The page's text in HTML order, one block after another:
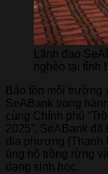
Lãnh đạo
nghèo tại tỉnh
Bảo tồn môi trường
SeABank trong
cùng Chính phủ
2025”, SeABank
địa phương (Thanh
ủng hộ trồng rừng
dạng sinh học.